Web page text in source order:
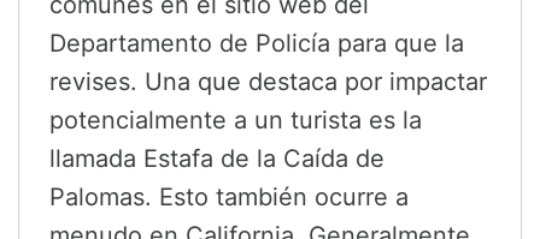
Departamento de Policía para que la
revises. Una que destaca por impactar
potencialmente a un turista es la
llamada Estafa de la Caída de
Palomas. Esto también ocurre a